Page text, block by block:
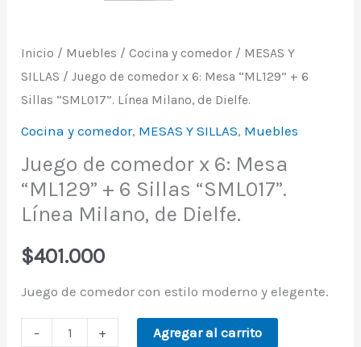
Inicio / Muebles /Cocina y comedor / MESAS Y
SILLAS / Juego de comedor x 6: Mesa “ML129” + 6
Sillas “SML017”. Línea Milano, de Dielfe.
Cocina y comedor, MESAS Y SILLAS, Muebles
Juego de comedor x 6: Mesa
“ML129” + 6 Sillas “SML017”.
Línea Milano, de Dielfe.
$401.000
Juego de comedor con estilo moderno y elegente.
- + Agregar al carrito